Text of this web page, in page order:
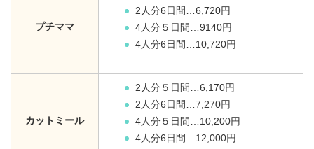
プチママ
2人分6日間…6,720円
4人分５日間…9140円
4人分6日間…10,720円
カットミール
2人分５日間…6,170円
2人分6日間…7,270円
4人分５日間…10,200円
4人分6日間…12,000円